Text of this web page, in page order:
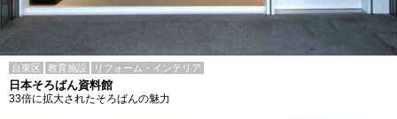
台東区 教育施設 リフォーム・インテリア
日本そろばん資料館
33倍に拡大されたそろばんの魅力